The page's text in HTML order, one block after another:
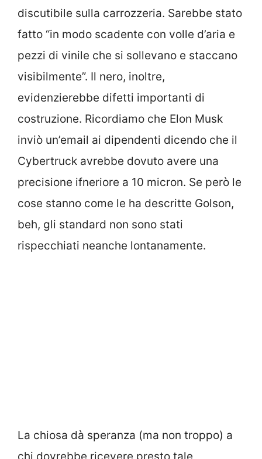
discutibile sulla carrozzeria. Sarebbe stato
fatto “in modo scadente con volle d’aria e
pezzi di vinile che si sollevano e staccano
visibilmente”. Il nero, inoltre,
evidenzierebbe difetti importanti di
costruzione. Ricordiamo che Elon Musk
inviò un’email ai dipendenti dicendo che il
Cybertruck avrebbe dovuto avere una
precisione ifneriore a 10 micron. Se però le
cose stanno come le ha descritte Golson,
beh, gli standard non sono stati
rispecchiati neanche lontanamente.
La chiosa dà speranza (ma non troppo) a
chi dovrebbe ricevere presto tale